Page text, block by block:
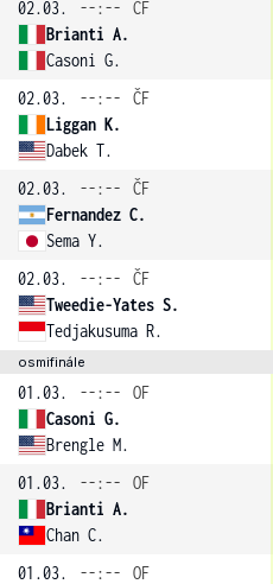
02.03. --:--
ČF
Brianti A.
Casoni G.
02.03.
--:--
ČF
Liggan K.
Dabek T.
02.03.
--:--
ČF
Fernandez C.
Sema Y.
02.03.
--:--
ČF
Tweedie-Yates S.
Tedjakusuma R.
osmifinále
01.03. --:--
OF
Casoni G.
Brengle M.
01.03.
--:--
OF
Brianti A.
Chan C.
01.03.
--:--
OF